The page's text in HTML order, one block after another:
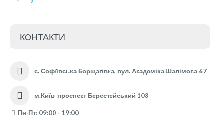
КОНТАКТИ
с. Софіївська Борщагівка, вул. Академіка Шалімова 67
м.Київ, проспект Берестейський 103
Пн-Пт: 09:00 - 19:00